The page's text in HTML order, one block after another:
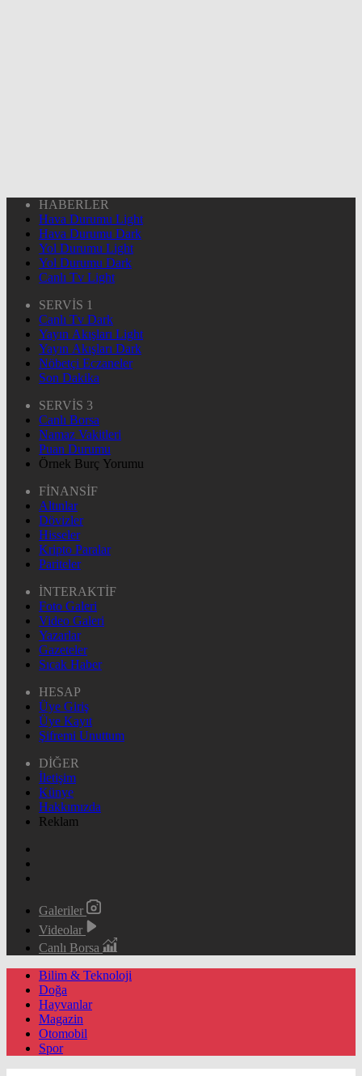
HABERLER
Hava Durumu Light
Hava Durumu Dark
Yol Durumu Light
Yol Durumu Dark
Canlı Tv Light
SERVİS 1
Canlı Tv Dark
Yayın Akışları Light
Yayın Akışları Dark
Nöbetçi Eczaneler
Son Dakika
SERVİS 3
Canlı Borsa
Namaz Vakitleri
Puan Durumu
Örnek Burç Yorumu
FİNANSİF
Altınlar
Dövizler
Hisseler
Kripto Paralar
Pariteler
İNTERAKTİF
Foto Galeri
Video Galeri
Yazarlar
Gazeteler
Sıcak Haber
HESAP
Üye Giriş
Üye Kayıt
Şifremi Unuttum
DİĞER
İletişim
Künye
Hakkımızda
Reklam
Galeriler
Videolar
Canlı Borsa
Bilim & Teknoloji
Doğa
Hayvanlar
Magazin
Otomobil
Spor